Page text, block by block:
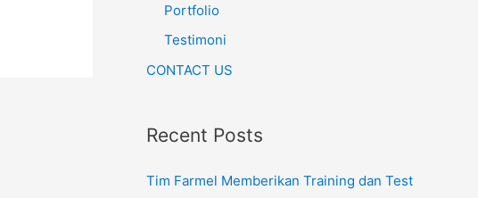
Portfolio
Testimoni
CONTACT US
Recent Posts
Tim Farmel Memberikan Training dan Test